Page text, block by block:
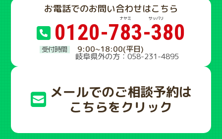
お電話でのお問い合わせはこちら
0120-783-380
9:00~18:00(平日)
岐阜県外の方：058-231-4895
メールでのご相談予約は
こちらをクリック